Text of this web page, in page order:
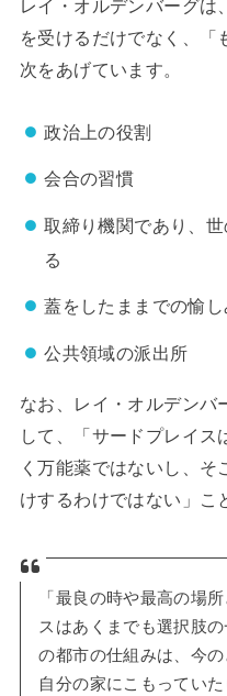
レイ・オルデンバーグは
を受けるだけでなく、「
次をあげています。
政治上の役割
会合の習慣
取締り機関であり、
る
蓋をしたままでの愉し
公共領域の派出所
なお、レイ・オルデンバ
して、「サードプレイス
く万能薬ではないし、
けするわけではない」こ
「最良の時や最高の場
スはあくまでも選択肢
の都市の仕組みは、今
自分の家にこもってい